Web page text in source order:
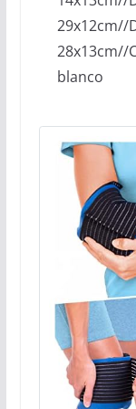
29x12cm//
28x13cm//
blanco